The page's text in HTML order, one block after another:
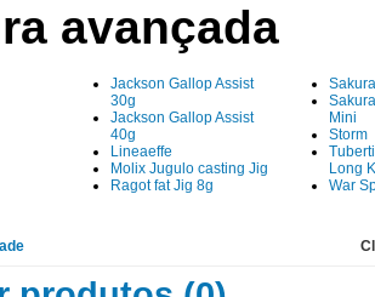
avançada
Jackson Gallop Assist
30g
Jackson Gallop Assist
40g
Lineaeffe
Molix Jugulo casting Jig
Ragot fat Jig 8g
Mini
Storm
Long
War